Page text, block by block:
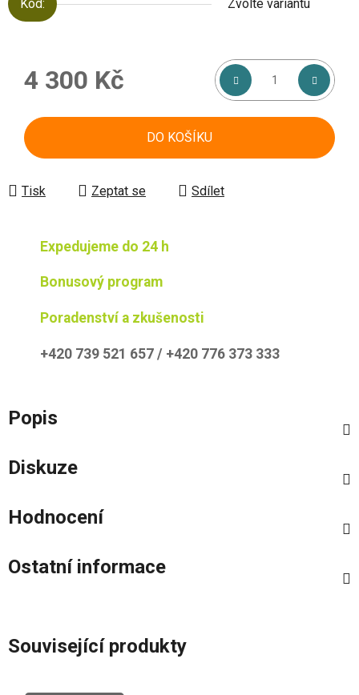
Kód: Zvolte variantu
4 300 Kč
DO KOŠÍKU
Tisk Zeptat se Sdílet
Expedujeme do 24 h
Bonusový program
Poradenství a zkušenosti
+420 739 521 657 / +420 776 373 333
Popis
Diskuze
Hodnocení
Ostatní informace
Související produkty